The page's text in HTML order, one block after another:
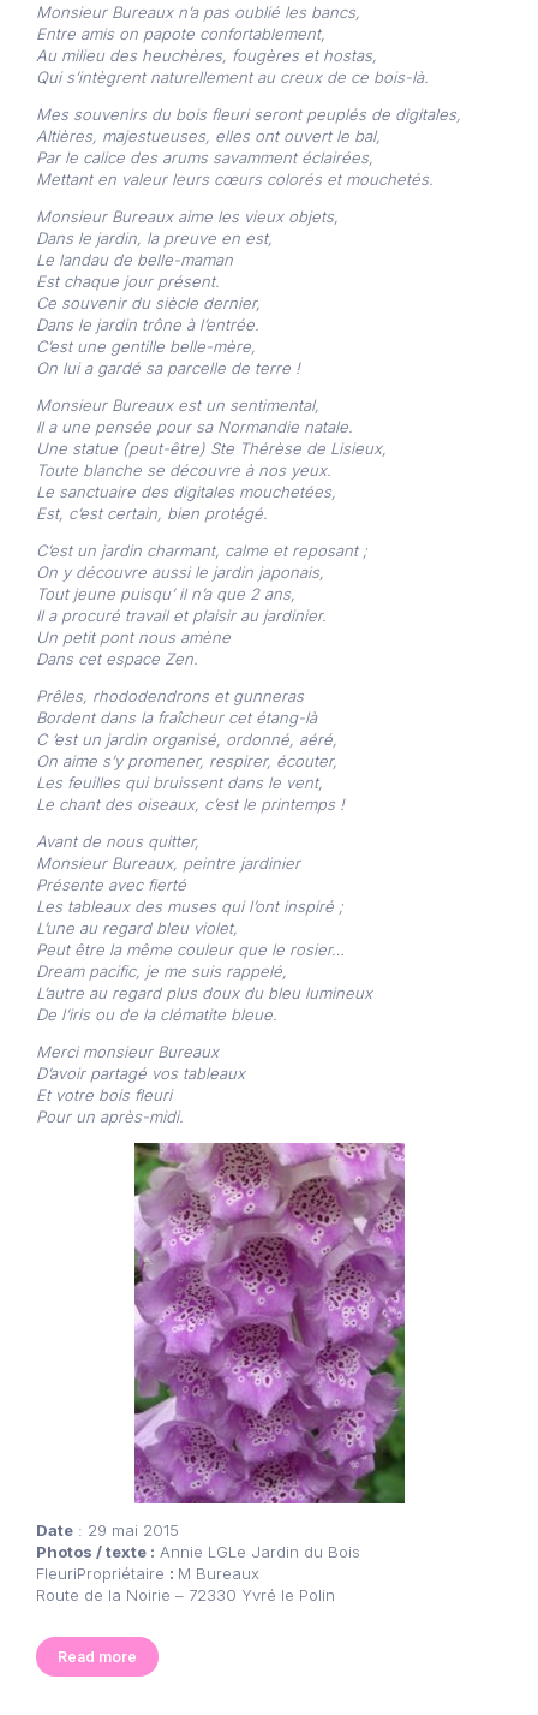
Monsieur Bureaux n’a pas oublié les bancs,
Entre amis on papote confortablement,
Au milieu des heuchères, fougères et hostas,
Qui s’intègrent naturellement au creux de ce bois-là.
Mes souvenirs du bois fleuri seront peuplés de digitales,
Altières, majestueuses, elles ont ouvert le bal,
Par le calice des arums savamment éclairées,
Mettant en valeur leurs cœurs colorés et mouchetés.
Monsieur Bureaux aime les vieux objets,
Dans le jardin, la preuve en est,
Le landau de belle-maman
Est chaque jour présent.
Ce souvenir du siècle dernier,
Dans le jardin trône à l’entrée.
C’est une gentille belle-mère,
On lui a gardé sa parcelle de terre !
Monsieur Bureaux est un sentimental,
Il a une pensée pour sa Normandie natale.
Une statue (peut-être) Ste Thérèse de Lisieux,
Toute blanche se découvre à nos yeux.
Le sanctuaire des digitales mouchetées,
Est, c’est certain, bien protégé.
C’est un jardin charmant, calme et reposant ;
On y découvre aussi le jardin japonais,
Tout jeune puisqu’ il n’a que 2 ans,
Il a procuré travail et plaisir au jardinier.
Un petit pont nous amène
Dans cet espace Zen.
Prêles, rhododendrons et gunneras
Bordent dans la fraîcheur cet étang-là
C ‘est un jardin organisé, ordonné, aéré,
On aime s’y promener, respirer, écouter,
Les feuilles qui bruissent dans le vent,
Le chant des oiseaux, c’est le printemps !
Avant de nous quitter,
Monsieur Bureaux, peintre jardinier
Présente avec fierté
Les tableaux des muses qui l’ont inspiré ;
L’une au regard bleu violet,
Peut être la même couleur que le rosier…
Dream pacific, je me suis rappelé,
L’autre au regard plus doux du bleu lumineux
De l’iris ou de la clématite bleue.
Merci monsieur Bureaux
D’avoir partagé vos tableaux
Et votre bois fleuri
Pour un après-midi.
Date : 29 mai 2015
Photos / texte : Annie LGLe Jardin du Bois
FleuriPropriétaire : M Bureaux
Route de la Noirie – 72330 Yvré le Polin
Read more